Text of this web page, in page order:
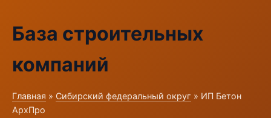
База строительных
компаний
Главная » Сибирский федеральный округ » ИП Бетон
АрхПро